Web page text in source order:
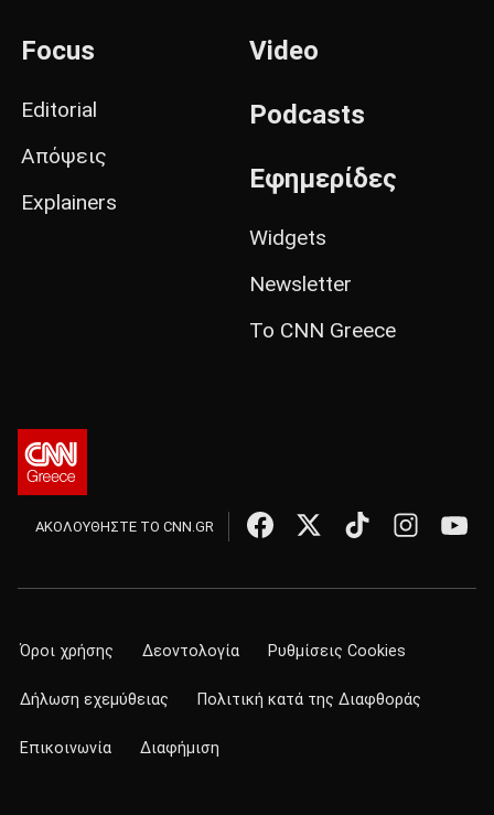
Focus
Editorial
Απόψεις
Explainers
Video
Podcasts
Εφημερίδες
Widgets
Newsletter
Το CNN Greece
ΑΚΟΛΟΥΘΗΣΤΕ ΤΟ CNN.GR
Όροι χρήσης Δεοντολογία Ρυθμίσεις Cookies
Δήλωση εχεμύθειας Πολιτική κατά της Διαφθοράς
Επικοινωνία Διαφήμιση